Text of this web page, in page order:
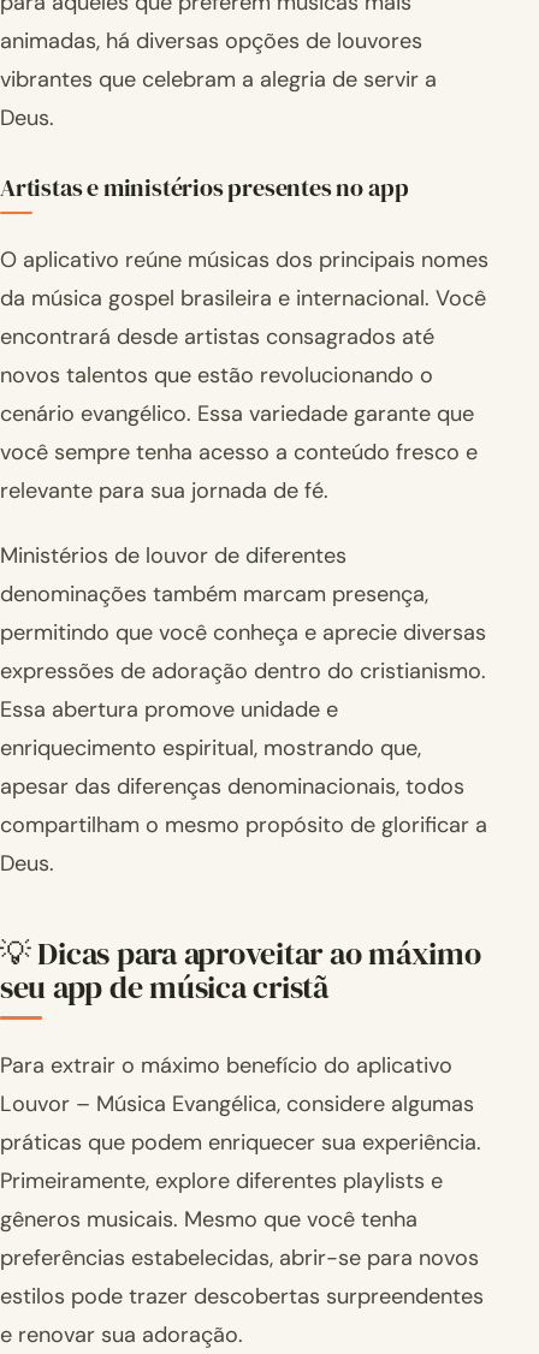
animadas, há diversas opções de louvores
vibrantes que celebram a alegria de servir a
Deus.
Artistas e ministérios presentes no app
O aplicativo reúne músicas dos principais nomes
da música gospel brasileira e internacional. Você
encontrará desde artistas consagrados até
novos talentos que estão revolucionando o
cenário evangélico. Essa variedade garante que
você sempre tenha acesso a conteúdo fresco e
relevante para sua jornada de fé.
Ministérios de louvor de diferentes
denominações também marcam presença,
permitindo que você conheça e aprecie diversas
expressões de adoração dentro do cristianismo.
Essa abertura promove unidade e
enriquecimento espiritual, mostrando que,
apesar das diferenças denominacionais, todos
compartilham o mesmo propósito de glorificar a
Deus.
💡 Dicas para aproveitar ao máximo
seu app de música cristã
Para extrair o máximo benefício do aplicativo
Louvor – Música Evangélica, considere algumas
práticas que podem enriquecer sua experiência.
Primeiramente, explore diferentes playlists e
gêneros musicais. Mesmo que você tenha
preferências estabelecidas, abrir-se para novos
estilos pode trazer descobertas surpreendentes
e renovar sua adoração.